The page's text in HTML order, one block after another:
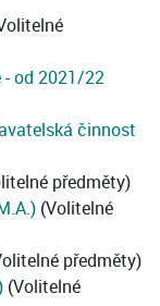
- od 2021/22
činnost
předměty)
(Volitelné
předměty)
(Volitelné